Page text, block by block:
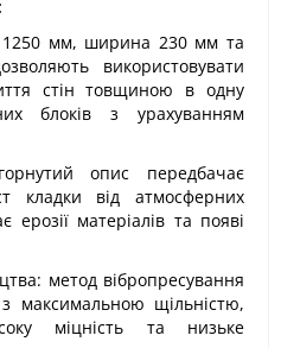
1250 мм, ширина 230 мм та
використовувати
стін товщиною в одну
блоків з урахуванням
опис передбачає
кладки від атмосферних
ерозії матеріалів та появі
метод вібропресування
максимальною щільністю,
міцність та низьке